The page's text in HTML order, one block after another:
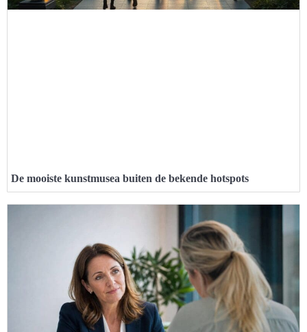
De mooiste kunstmusea buiten de bekende hotspots